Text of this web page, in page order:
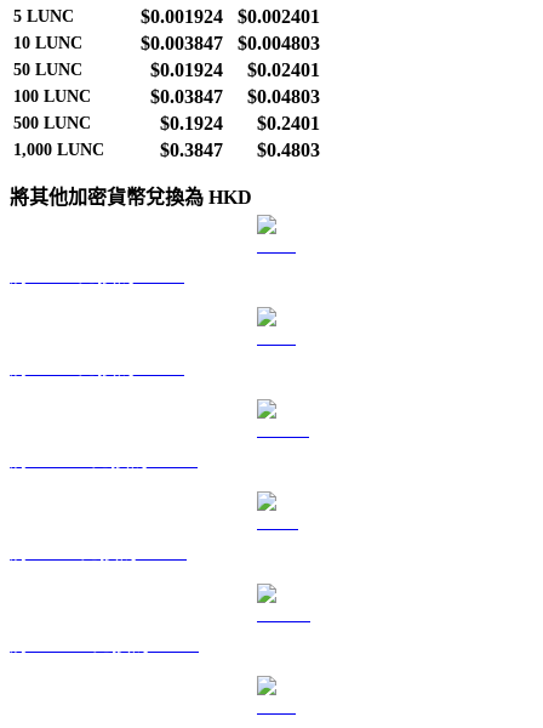
5 LUNC $0.001924 $0.002401
10 LUNC $0.003847 $0.004803
50 LUNC $0.01924 $0.02401
100 LUNC $0.03847 $0.04803
500 LUNC $0.1924 $0.2401
1,000 LUNC $0.3847 $0.4803
將其他加密貨幣兌換為 HKD